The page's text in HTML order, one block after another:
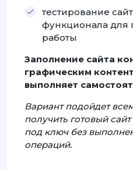
тестирование
функционала для
работы
Заполнение сайта
графическим
выполняет
Вариант подойдет
получить готовый
под ключ без
операций.